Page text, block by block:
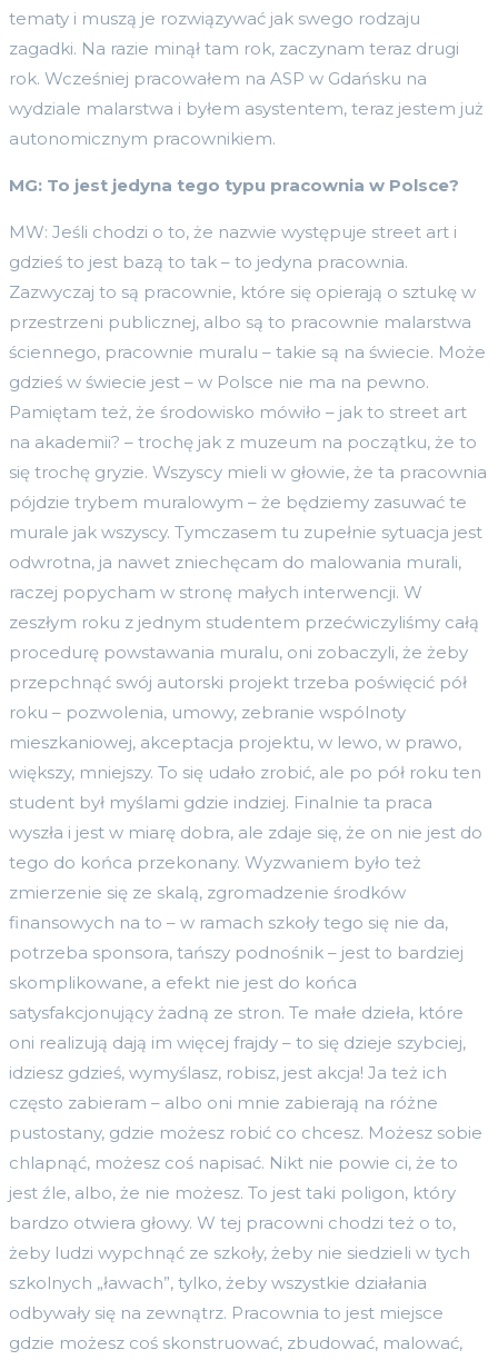
tematy i muszą je rozwiązywać jak swego rodzaju
zagadki. Na razie minął tam rok, zaczynam teraz drugi
rok. Wcześniej pracowałem na ASP w Gdańsku na
wydziale malarstwa i byłem asystentem, teraz jestem już
autonomicznym pracownikiem.
MG: To jest jedyna tego typu pracownia w Polsce?
MW: Jeśli chodzi o to, że nazwie występuje street art i
gdzieś to jest bazą to tak – to jedyna pracownia.
Zazwyczaj to są pracownie, które się opierają o sztukę w
przestrzeni publicznej, albo są to pracownie malarstwa
ściennego, pracownie muralu – takie są na świecie. Może
gdzieś w świecie jest – w Polsce nie ma na pewno.
Pamiętam też, że środowisko mówiło – jak to street art
na akademii? – trochę jak z muzeum na początku, że to
się trochę gryzie. Wszyscy mieli w głowie, że ta pracownia
pójdzie trybem muralowym – że będziemy zasuwać te
murale jak wszyscy. Tymczasem tu zupełnie sytuacja jest
odwrotna, ja nawet zniechęcam do malowania murali,
raczej popycham w stronę małych interwencji. W
zeszłym roku z jednym studentem przećwiczyliśmy całą
procedurę powstawania muralu, oni zobaczyli, że żeby
przepchnąć swój autorski projekt trzeba poświęcić pół
roku – pozwolenia, umowy, zebranie wspólnoty
mieszkaniowej, akceptacja projektu, w lewo, w prawo,
większy, mniejszy. To się udało zrobić, ale po pół roku ten
student był myślami gdzie indziej. Finalnie ta praca
wyszła i jest w miarę dobra, ale zdaje się, że on nie jest do
tego do końca przekonany. Wyzwaniem było też
zmierzenie się ze skalą, zgromadzenie środków
finansowych na to – w ramach szkoły tego się nie da,
potrzeba sponsora, tańszy podnośnik – jest to bardziej
skomplikowane, a efekt nie jest do końca
satysfakcjonujący żadną ze stron. Te małe dzieła, które
oni realizują dają im więcej frajdy – to się dzieje szybciej,
idziesz gdzieś, wymyślasz, robisz, jest akcja! Ja też ich
często zabieram – albo oni mnie zabierają na różne
pustostany, gdzie możesz robić co chcesz. Możesz sobie
chlapnąć, możesz coś napisać. Nikt nie powie ci, że to
jest źle, albo, że nie możesz. To jest taki poligon, który
bardzo otwiera głowy. W tej pracowni chodzi też o to,
żeby ludzi wypchnąć ze szkoły, żeby nie siedzieli w tych
szkolnych „ławach”, tylko, żeby wszystkie działania
odbywały się na zewnątrz. Pracownia to jest miejsce
gdzie możesz coś skonstruować, zbudować, malować,